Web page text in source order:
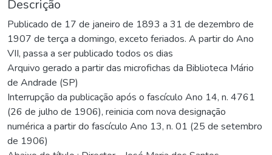
Descrição
Publicado de 17 de janeiro de 1893 a 31 de dezembro de
1907 de terça a domingo, exceto feriados. A partir do Ano
VII, passa a ser publicado todos os dias
Arquivo gerado a partir das microfichas da Biblioteca Mário
de Andrade (SP)
Interrupção da publicação após o fascículo Ano 14, n. 4761
(26 de julho de 1906), reinicia com nova designação
numérica a partir do fascículo Ano 13, n. 01 (25 de setembro
de 1906)